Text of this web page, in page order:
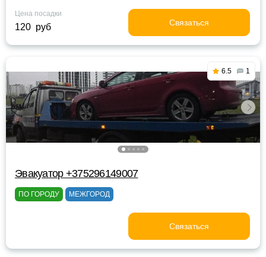
Цена посадки
120 руб Связаться
6.5 1
Эвакуатор +375296149007
ПО ГОРОДУ МЕЖГОРОД
Связаться